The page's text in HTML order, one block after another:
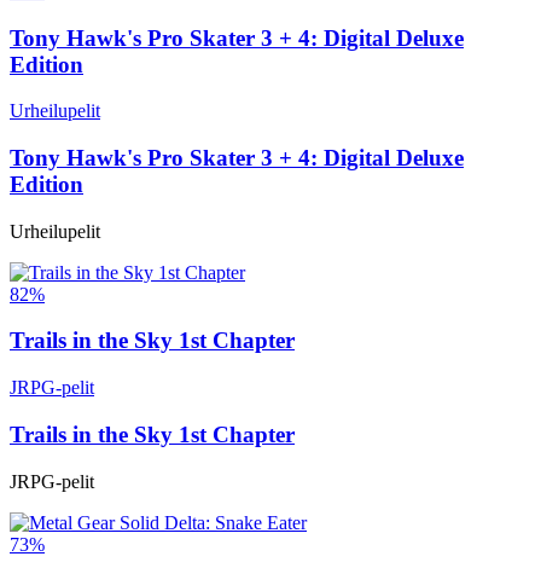
Tony Hawk's Pro Skater 3 + 4: Digital Deluxe
Edition
Urheilupelit
Tony Hawk's Pro Skater 3 + 4: Digital Deluxe
Edition
Urheilupelit
82%
Trails in the Sky 1st Chapter
JRPG-pelit
Trails in the Sky 1st Chapter
JRPG-pelit
73%